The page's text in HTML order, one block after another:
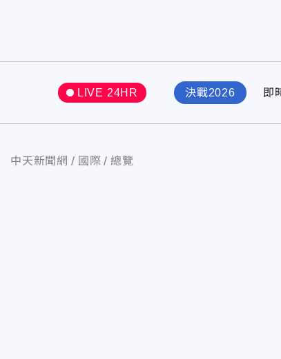
LIVE 24HR 決戰2026 即
中天新聞網 國際 總覽